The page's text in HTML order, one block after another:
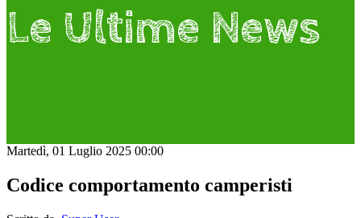
Le Ultime News
Martedì, 01 Luglio 2025 00:00
Codice comportamento camperisti